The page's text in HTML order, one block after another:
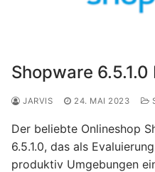
Shopware
JARVIS 24. MAI 2023
Der beliebte Onlineshop
6.5.1.0, das als
produktiv Umgebungen